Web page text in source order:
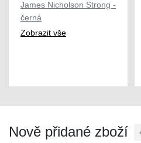
James Nicholson Strong -
černá
Zobrazit vše
Nově přidané zboží